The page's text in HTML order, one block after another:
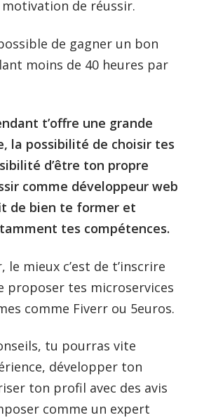
motivation de réussir.
de gagner un bon
moins de 40 heures par
t’offre une grande
la possibilité de choisir tes
d’être ton propre
comme développeur web
de bien te former et
tes compétences.
le mieux c’est de t’inscrire
proposer tes microservices
comme Fiverr ou 5euros.
tu pourras vite
développer ton
ton profil avec des avis
comme un expert